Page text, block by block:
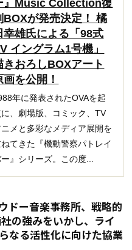
』Music Collection復
BOXが発売決定！ 橘
幸雄氏による「98式
イングラム1号機」
きおろしBOXアート
画を公開！
年に発表されたOVAを起
に、劇場版、コミック、TV
ニメと多彩なメディア展開を
てきた『機動警察パトレイ
』シリーズ。この度...
ドー音楽事務所、戦略的
の強みをいかし、ライ
なる活性化に向けた協業